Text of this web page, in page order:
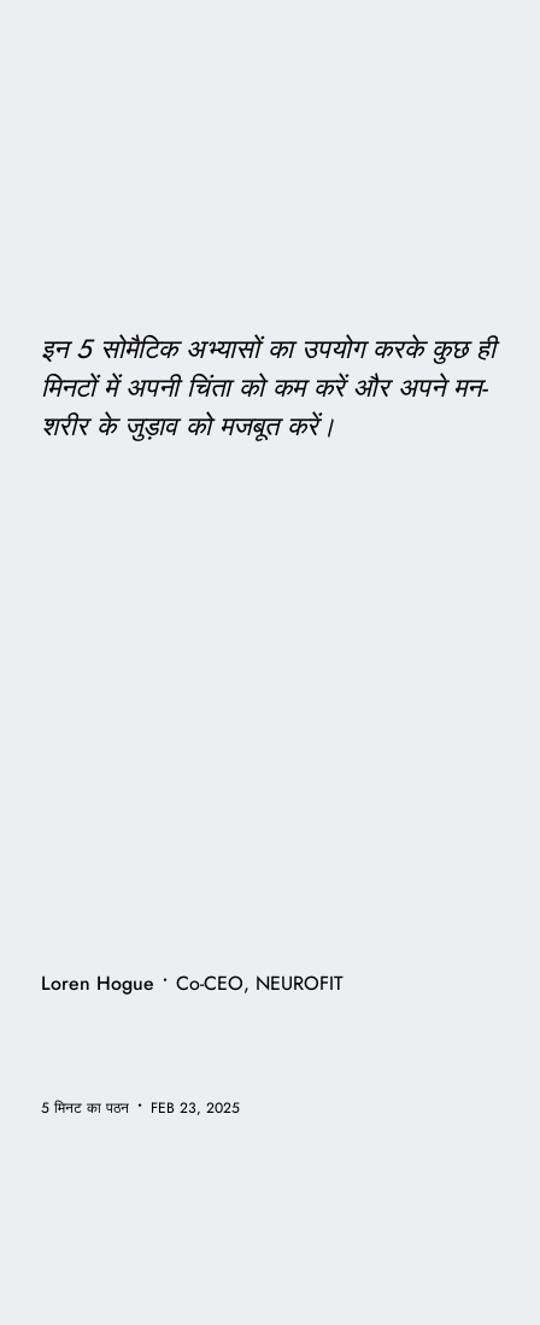
इन 5 सोमैटिक अभ्यासों का उपयोग करके कुछ ही
मिनटों में अपनी चिंता को कम करें और अपने मन-
शरीर के जुड़ाव को मजबूत करें।
Loren Hogue • Co-CEO, NEUROFIT
5 मिनट का पठन • FEB 23, 2025